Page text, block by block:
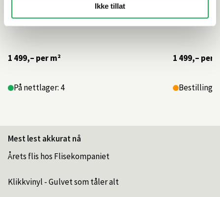
Ikke tillat
1 499,– per m²
På nettlager: 4
1 499,– per
Mest lest akkurat nå
Årets flis hos Flisekompaniet
Klikkvinyl - Gulvet som tåler alt